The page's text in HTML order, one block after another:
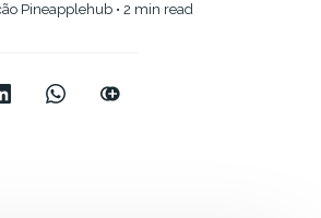
Pineapplehub • 2 min read